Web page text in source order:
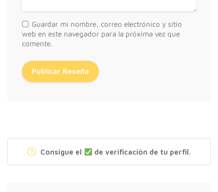
Guardar mi nombre, correo electrónico y sitio
web en este navegador para la próxima vez que
comente.
Consigue el de verificación de tu perfil.